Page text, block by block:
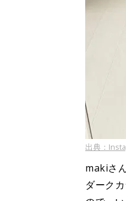
出典：
makiさ
ダーク